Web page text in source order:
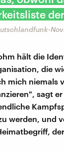
hält die
die
mich niemals
sagt
werden, und